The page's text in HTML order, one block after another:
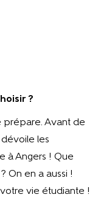
?
prépare. Avant de
les
à Angers ! Que
On en a aussi !
vie étudiante !